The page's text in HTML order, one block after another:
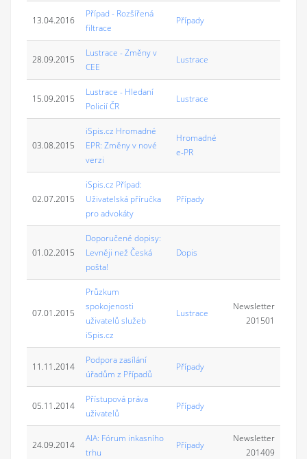
13.04.2016
Případ - Rozšířená
filtrace
Případy
28.09.2015
Lustrace - Změny v
CEE
Lustrace
15.09.2015
Lustrace - Hledaní
Policií ČR
Lustrace
03.08.2015
iSpis.cz Hromadné
EPR: Změny v nové
verzi
Hromadné
e-PR
02.07.2015
iSpis.cz Případ:
Uživatelská příručka
pro advokáty
Případy
01.02.2015
Doporučené dopisy:
Levněji než Česká
pošta!
Dopis
07.01.2015
Průzkum
spokojenosti
uživatelů služeb
iSpis.cz
Lustrace
Newsletter
201501
11.11.2014
Podpora zasílání
úřadům z Případů
Případy
05.11.2014
Přístupová práva
uživatelů
Případy
24.09.2014
AIA: Fórum inkasního
trhu
Případy
Newsletter
201409